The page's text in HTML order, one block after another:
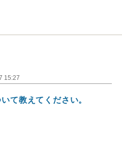
15:27
て教えてください。